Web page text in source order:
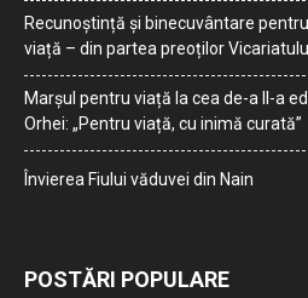
Recunoștință și binecuvântare
viață – din partea preoților
Marșul pentru viață la cea de-a II-a
Orhei: „Pentru viață, cu inimă curată”
Învierea Fiului văduvei din Nain
POSTĂRI POPULARE